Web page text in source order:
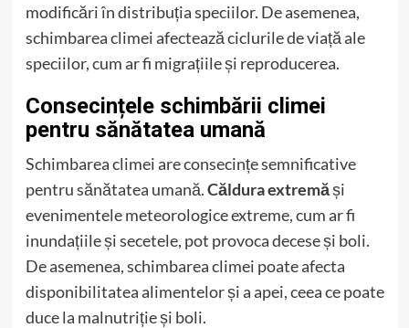
modificări în distribuția speciilor. De asemenea,
schimbarea climei afectează ciclurile de viață ale
speciilor, cum ar fi migrațiile și reproducerea.
Consecințele schimbării climei
pentru sănătatea umană
Schimbarea climei are consecințe semnificative
pentru sănătatea umană.Căldura extremăși
evenimentele meteorologice extreme, cum ar fi
inundațiile și secetele, pot provoca decese și boli.
De asemenea, schimbarea climei poate afecta
disponibilitatea alimentelor și a apei, ceea ce poate
duce la malnutriție și boli.